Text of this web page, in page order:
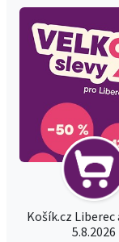
Košík.cz
5.8.2026